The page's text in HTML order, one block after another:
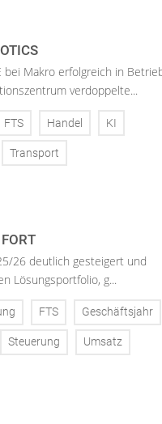
bei Makro erfolgreich in
verdoppelte...
FTS Handel KI
Transport
26 deutlich gesteigert und
Lösungsportfolio, g...
FTS Geschäftsjahr
Steuerung Umsatz